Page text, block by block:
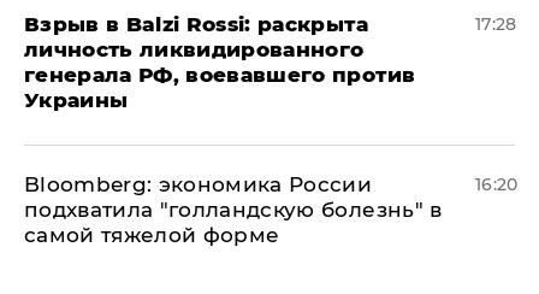
​Взрыв в Balzi Rossi: раскрыта
личность ликвидированного
генерала РФ, воевавшего против
Украины
17:28
Bloomberg: экономика России
подхватила "голландскую болезнь" в
самой тяжелой форме
16:20